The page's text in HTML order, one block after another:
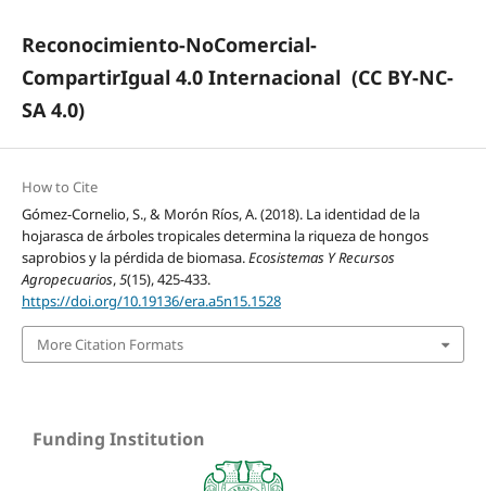
Reconocimiento-NoComercial-
CompartirIgual 4.0 Internacional (CC BY-NC-
SA 4.0)
How to Cite
Gómez-Cornelio, S., & Morón Ríos, A. (2018). La identidad de la
hojarasca de árboles tropicales determina la riqueza de hongos
saprobios y la pérdida de biomasa.Ecosistemas Y Recursos
Agropecuarios,5(15), 425-433.
https://doi.org/10.19136/era.a5n15.1528
More Citation Formats
Funding Institution